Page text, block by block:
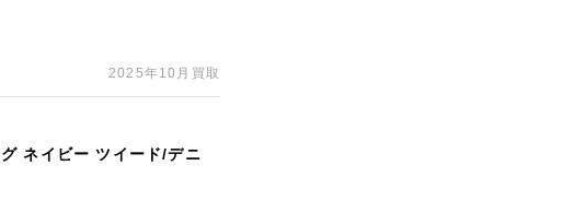
2025年10月買取
ネイビー ツイード/デニ